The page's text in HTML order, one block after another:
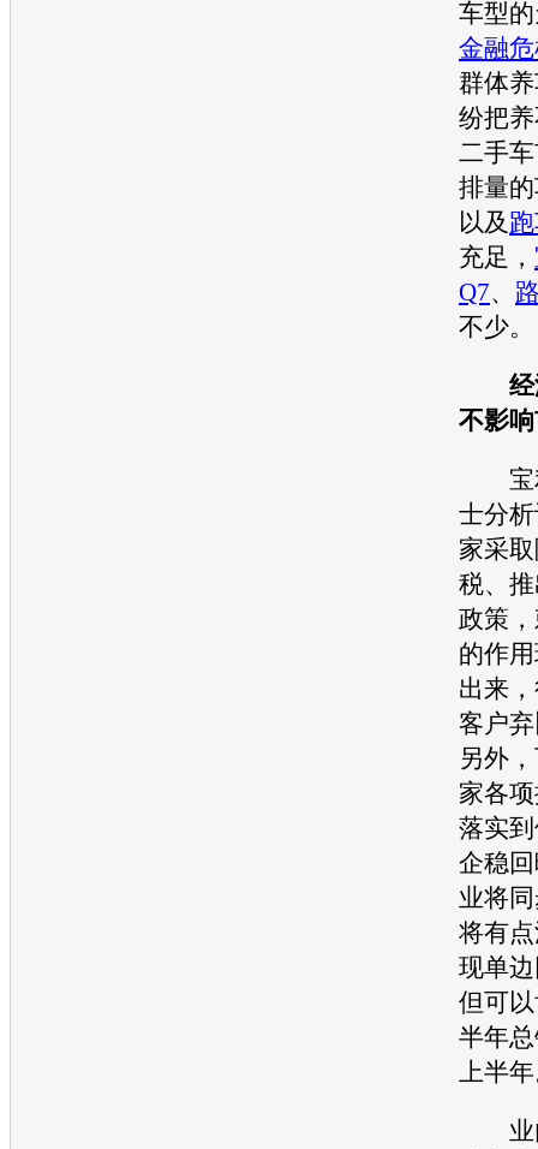
车型
金融
群体
纷把
二手车
排量的
以及
充足，
Q7、
不少。
经
不影
宝
士分
家采
税、
政策
的作
出来
客户
另外
家各
落实
企稳
业将
将有
现单
但可
半年
上半
业